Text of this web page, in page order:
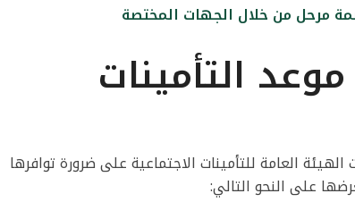
مرحل من خلال الجهات المختصة
التأمينات
العامة للتأمينات الاجتماعية على ضرورة توافرها
على النحو التالي: